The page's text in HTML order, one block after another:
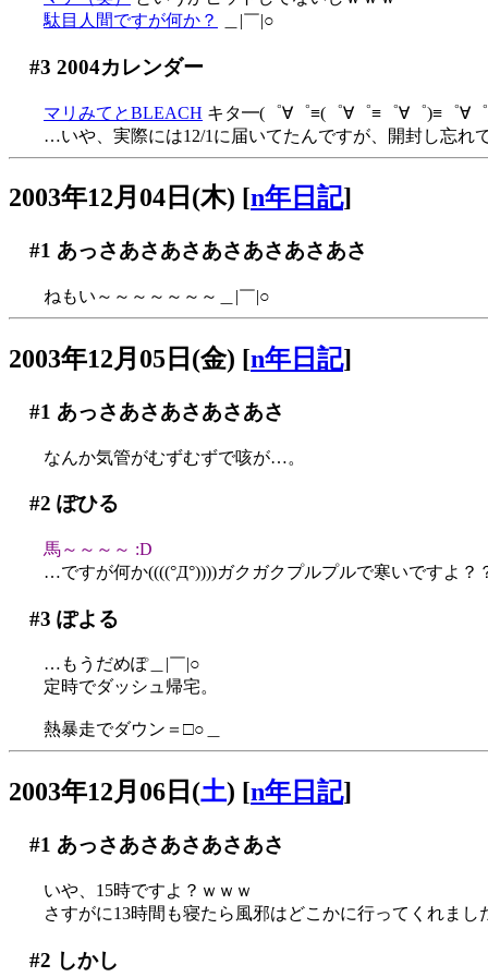
駄目人間ですが何か？
＿|￣|○
#3 2004カレンダー
マリみてとBLEACH キタ━(゜∀゜≡(゜∀゜≡゜∀゜)≡゜∀
…いや、実際には12/1に届いてたんですが、開封し忘れ
2003年12月04日(木) [n年日記]
#1 あっさあさあさあさあさあさあさ
ねもい～～～～～～～＿|￣|○
2003年12月05日(金) [n年日記]
#1 あっさあさあさあさあさ
なんか気管がむずむずで咳が…。
#2 ぽひる
馬～～～～ :D
…ですが何か((((°Д°))))ガクガクプルプルで寒いですよ？
#3 ぽよる
…もうだめぽ＿|￣|○
定時でダッシュ帰宅。
熱暴走でダウン＝□○＿
2003年12月06日(土) [n年日記]
#1 あっさあさあさあさあさ
いや、15時ですよ？ｗｗｗ
さすがに13時間も寝たら風邪はどこかに行ってくれまし
#2 しかし